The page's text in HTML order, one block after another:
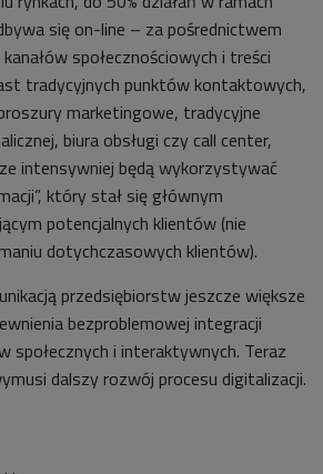
się on-line – za pośrednictwem
społecznościowych i treści
tradycyjnych punktów kontaktowych,
marketingowe, tradycyjne
biura obsługi czy call center,
intensywniej będą wykorzystywać
który stał się głównym
potencjalnych klientów (nie
dotychczasowych klientów).
przedsiębiorstw jeszcze większe
bezproblemowej integracji
społecznych i interaktywnych. Teraz
dalszy rozwój procesu digitalizacji.